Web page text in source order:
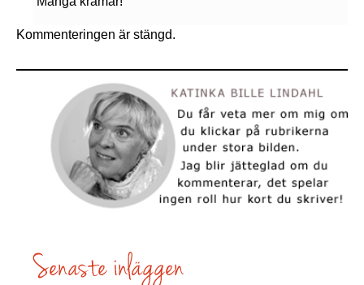
Kommenteringen är stängd.